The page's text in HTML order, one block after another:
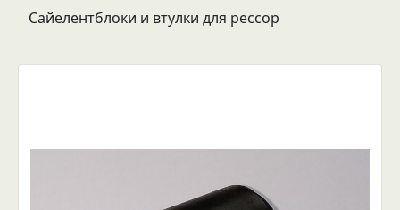
Сайелентблоки и втулки для рессор